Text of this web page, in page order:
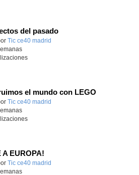
del pasado
Tic ce40 madrid
el mundo con LEGO
Tic ce40 madrid
A EUROPA!
Tic ce40 madrid